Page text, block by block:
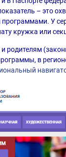
– это
У
кружка или
и родителям
в